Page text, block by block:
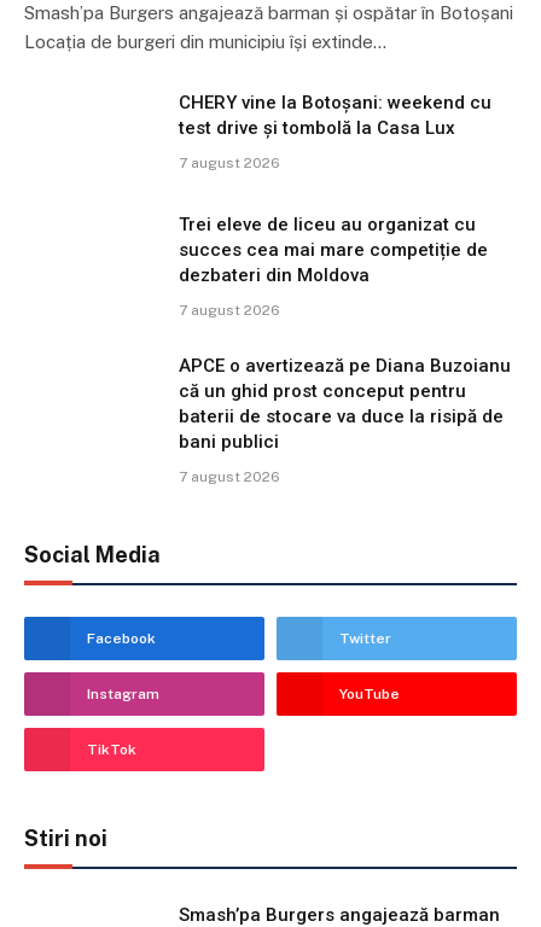
Smash’pa Burgers angajează barman și ospătar în Botoșani
Locația de burgeri din municipiu își extinde…
CHERY vine la Botoșani: weekend cu
test drive și tombolă la Casa Lux
7 august 2026
Trei eleve de liceu au organizat cu
succes cea mai mare competiție de
dezbateri din Moldova
7 august 2026
APCE o avertizează pe Diana Buzoianu
că un ghid prost conceput pentru
baterii de stocare va duce la risipă de
bani publici
7 august 2026
Social Media
Facebook Twitter
Instagram YouTube
TikTok
Stiri noi
Smash’pa Burgers angajează barman